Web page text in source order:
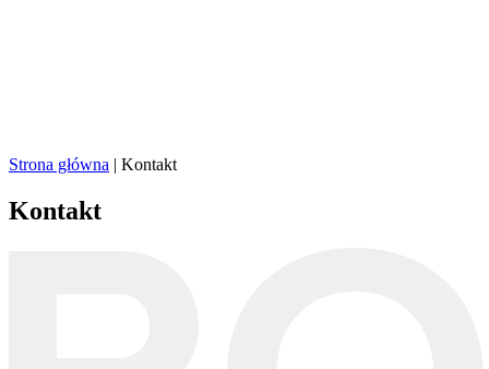
Strona główna | Kontakt
Kontakt